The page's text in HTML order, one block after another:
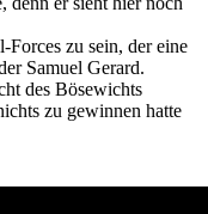
Forces zu sein, der eine
Samuel Gerard.
des Bösewichts
zu gewinnen hatte